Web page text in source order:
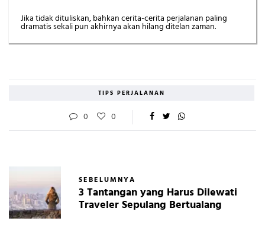
Jika tidak dituliskan, bahkan cerita-cerita perjalanan paling
dramatis sekali pun akhirnya akan hilang ditelan zaman.
TIPS PERJALANAN
0 0
SEBELUMNYA
3 Tantangan yang Harus Dilewati
Traveler Sepulang Bertualang